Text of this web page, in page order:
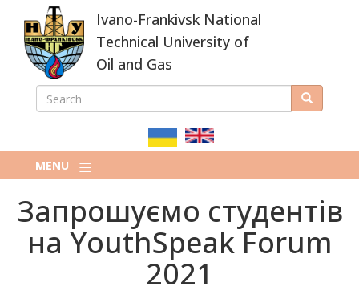
main
content
Ivano-Frankivsk National
Technical University of
Oil and Gas
ПОШУКОВА
SEARCH Search
MENU
Запрошуємо студентів
на YouthSpeak Forum
2021